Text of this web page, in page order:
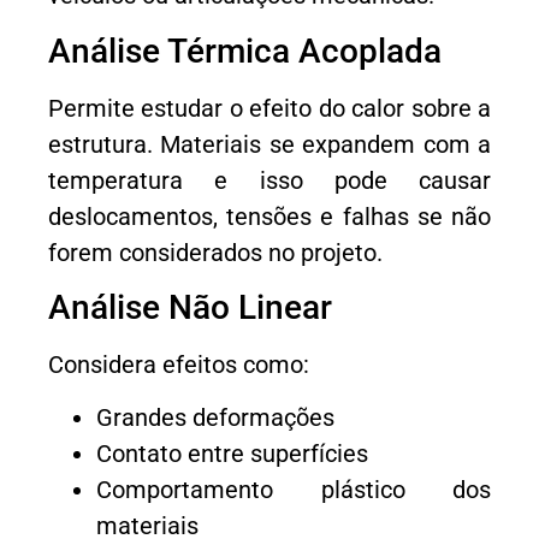
Análise Térmica Acoplada
Permite estudar o efeito do calor sobre a
estrutura. Materiais se expandem com a
temperatura e isso pode causar
deslocamentos, tensões e falhas se não
forem considerados no projeto.
Análise Não Linear
Considera efeitos como:
Grandes deformações
Contato entre superfícies
Comportamento plástico dos
materiais